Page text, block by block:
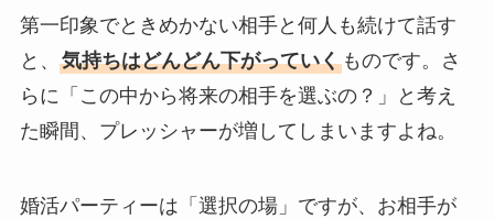
第一印象でときめかない相手と何人も続けて話す
と、 気持ちはどんどん下がっていくものです。さ
らに「この中から将来の相手を選ぶの？」と考え
た瞬間、プレッシャーが増してしまいますよね。
婚活パーティーは「選択の場」ですが、お相手が